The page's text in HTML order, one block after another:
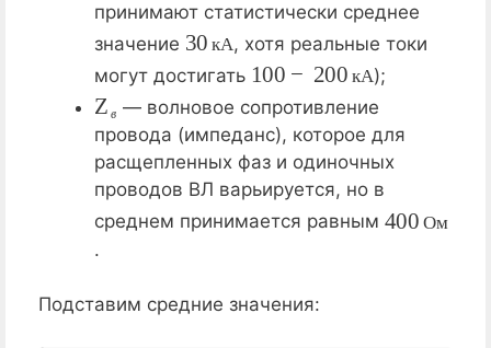
принимают статистически среднее
значение
кА
30 кА
, хотя реальные токи
могут достигать
кА
100 − 200
);
в
Z
— волновое сопротивление
провода (импеданс), которое для
расщепленных фаз и одиночных
проводов ВЛ варьируется, но в
среднем принимается равным
Ом
400
.
Подставим средние значения: